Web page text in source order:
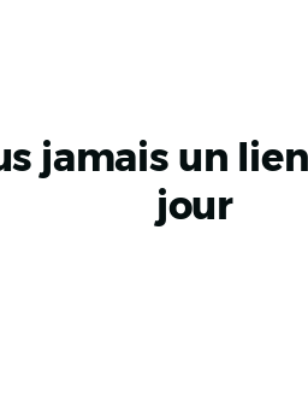
jamais un
jour